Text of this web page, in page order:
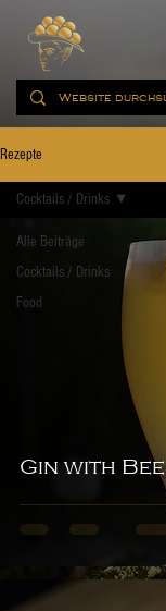
Rezepte
Alle Beiträge
Cocktails / Drinks
Food
Cocktails / Drinks
Gin with